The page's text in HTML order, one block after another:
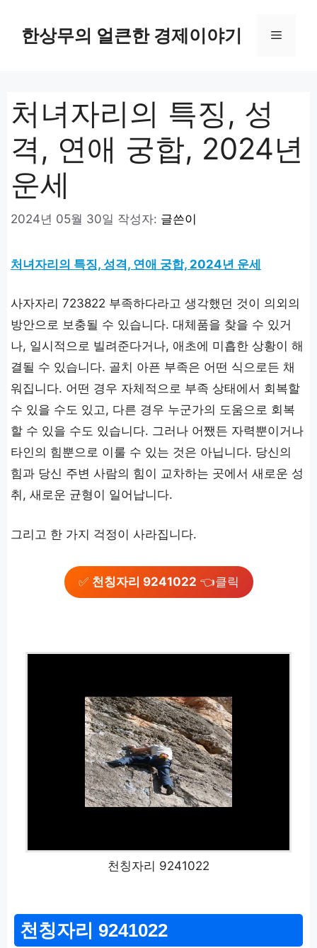
한상무의 얼큰한 경제이야기 메
처녀자리의 특징, 성
격, 연애 궁합, 2024년
운세
2024년 05월 30일 작성자: 글쓴이
처녀자리의 특징, 성격, 연애 궁합, 2024년 운세
사자자리 723822 부족하다라고 생각했던 것이 의외의
방안으로 보충될 수 있습니다. 대체품을 찾을 수 있거
나, 일시적으로 빌려준다거나, 애초에 미흡한 상황이 해
결될 수 있습니다. 골치 아픈 부족은 어떤 식으로든 채
워집니다. 어떤 경우 자체적으로 부족 상태에서 회복할
수 있을 수도 있고, 다른 경우 누군가의 도움으로 회복
할 수 있을 수도 있습니다. 그러나 어쨌든 자력뿐이거나
타인의 힘뿐으로 이룰 수 있는 것은 아닙니다. 당신의
힘과 당신 주변 사람의 힘이 교차하는 곳에서 새로운 성
취, 새로운 균형이 일어납니다.
그리고 한 가지 걱정이 사라집니다.
✅ 천칭자리 9241022 👈클릭
천칭자리 9241022
천칭자리 9241022